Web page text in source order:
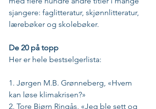
sjangere: faglitteratur, skjønnlitteratur,
lærebøker og skolebøker.
De 20 på topp
Her er hele bestselgerlista:
1. Jørgen M.B. Grønneberg, «Hvem
kan løse klimakrisen?»
2. Tore Bjørn Ringås, «Jeg ble sett og